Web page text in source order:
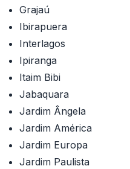
Grajaú
Ibirapuera
Interlagos
Ipiranga
Itaim Bibi
Jabaquara
Jardim Ângela
Jardim América
Jardim Europa
Jardim Paulista